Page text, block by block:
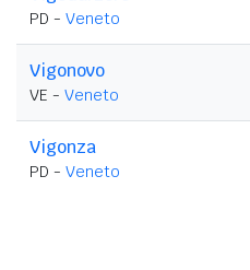
PD - Veneto
Vigonovo
VE - Veneto
Vigonza
PD - Veneto